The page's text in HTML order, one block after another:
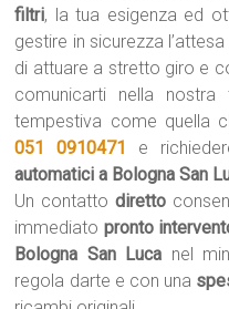
filtri, la tua esigenza ed
gestire in sicurezza l’attesa
di attuare a stretto giro e
comunicarti nella
tempestiva come quella
051 0910471
e
automatici a Bologna San
Un contattodiretto
immediato pronto
Bologna San Luca nel
regola darte e con una